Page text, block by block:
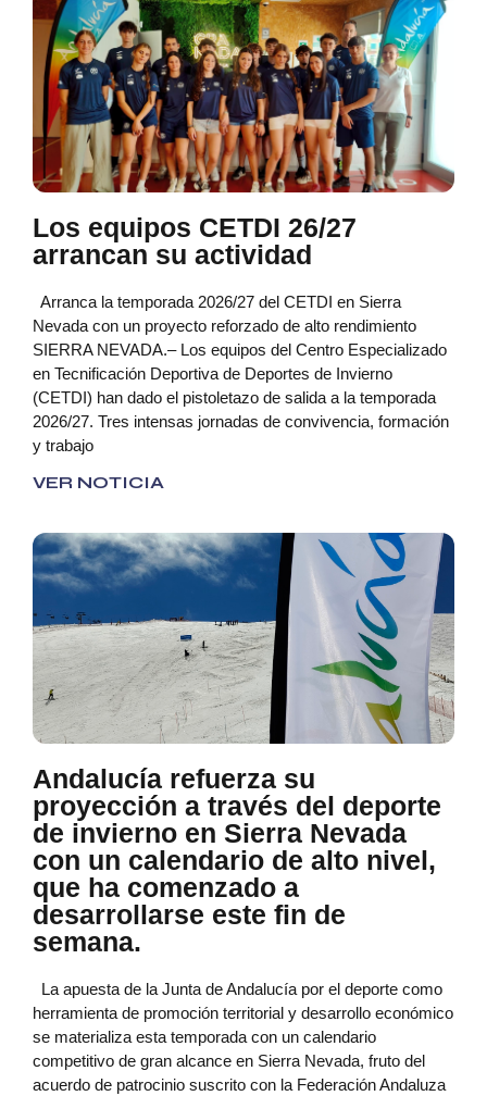
Los equipos CETDI 26/27
arrancan su actividad
Arranca la temporada 2026/27 del CETDI en Sierra
Nevada con un proyecto reforzado de alto rendimiento
SIERRA NEVADA.– Los equipos del Centro Especializado
en Tecnificación Deportiva de Deportes de Invierno
(CETDI) han dado el pistoletazo de salida a la temporada
2026/27. Tres intensas jornadas de convivencia, formación
y trabajo
VER NOTICIA
Andalucía refuerza su
proyección a través del deporte
de invierno en Sierra Nevada
con un calendario de alto nivel,
que ha comenzado a
desarrollarse este fin de
semana.
La apuesta de la Junta de Andalucía por el deporte como
herramienta de promoción territorial y desarrollo económico
se materializa esta temporada con un calendario
competitivo de gran alcance en Sierra Nevada, fruto del
acuerdo de patrocinio suscrito con la Federación Andaluza